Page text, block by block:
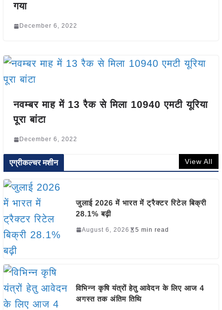
गया
December 6, 2022
नवम्बर माह में 13 रैक से मिला 10940 एमटी यूरिया
पूरा बांटा
December 6, 2022
एग्रीकल्चर मशीन View All
जुलाई 2026 में भारत में ट्रैक्टर रिटेल बिक्री
28.1% बढ़ी
August 6, 2026 5 min read
विभिन्न कृषि यंत्रों हेतु आवेदन के लिए आज 4
अगस्त तक अंतिम तिथि